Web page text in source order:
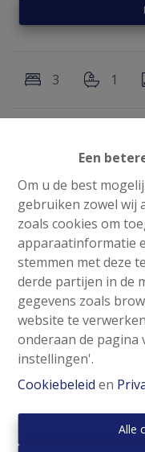
Een
Om u de best
gebruiken zowel wij
zoals cookies om
apparaatinformatie
stemmen met deze
derde partijen in de
gegevens zoals
website te
onderaan de pagina
instellingen'.
Cookiebeleid en
Alle
3 1
Réforme, dans un
propose cet
superficie de ± 100
d'un immeuble avec
suit : Hall d’entrée
(parquet massif) :
Cuisine super
double évier, lave-
terrasse. Hall de
Chambre 1: ± 14m².
± 10m². Toutes avec
± 4,5m²
serviette).WC séparé
chauffage, eau
entretien des